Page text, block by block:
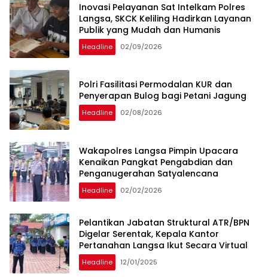
Inovasi Pelayanan Sat Intelkam Polres
Langsa, SKCK Keliling Hadirkan Layanan
Publik yang Mudah dan Humanis
Headline 02/09/2026
Polri Fasilitasi Permodalan KUR dan
Penyerapan Bulog bagi Petani Jagung
Headline 02/08/2026
Wakapolres Langsa Pimpin Upacara
Kenaikan Pangkat Pengabdian dan
Penganugerahan Satyalencana
Headline 02/02/2026
Pelantikan Jabatan Struktural ATR/BPN
Digelar Serentak, Kepala Kantor
Pertanahan Langsa Ikut Secara Virtual
Headline 12/01/2025